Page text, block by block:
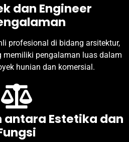
dan Engineer
profesional di bidang arsitektur,
memiliki pengalaman luas dalam
hunian dan komersial.
antara Estetika dan